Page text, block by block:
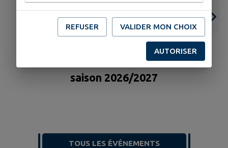
15
JUIN
07
SEPT.
CHEVRY
Ouverture des inscriptions
saison 2026/2027
TOUS LES ÉVÉNEMENTS
REFUSER VALIDER MON CHOIX
AUTORISER